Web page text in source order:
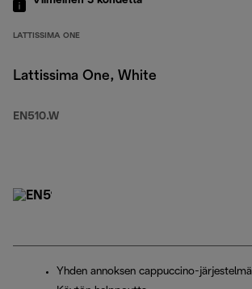
LATTISSIMA ONE
Lattissima One, White
EN510.W
Yhden annoksen cappuccino-järjestelmä